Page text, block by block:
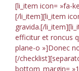
[li_item icon= »fa-
[/li_item][li_item
gravida.[/
efficitur et roncus
plane-o »]Donec
[/
bottom_margin=